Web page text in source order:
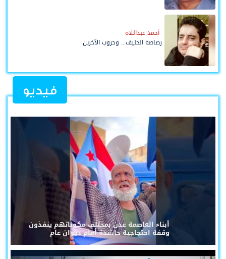
أحمد عبداللاه
رصاصة الحليف... وحروب الآخرين
فيديو
أبناء العاصمة عدن بمختلف مكوناتهم ينفذون
وقفة احتجاجية حاشدة أمام ديوان عام